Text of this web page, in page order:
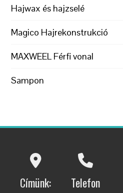
Hajwax és hajzselé
Magico Hajrekonstrukció
MAXWEEL Férfi vonal
Sampon
Címünk: Telefon